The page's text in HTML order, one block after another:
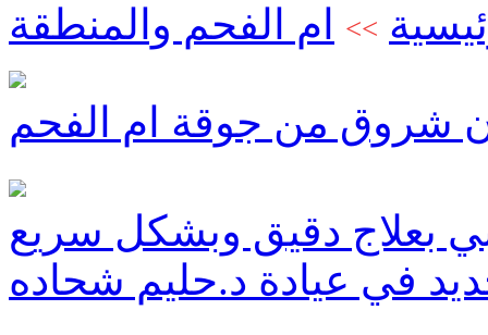
>> ام الفحم والمنطقة
شروق من جوقة ام الفحم
بعلاج دقيق وبشكل سريع
في عيادة د.حليم شحاده